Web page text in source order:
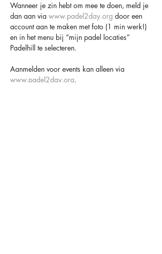
Wanneer je zin hebt om mee te doen, meld je
dan aan via www.padel2day.org door een
account aan te maken met foto (1 min werk!)
en in het menu bij “mijn padel locaties”
Padelhill te selecteren.
Aanmelden voor events kan alleen via
www.padel2day.org.